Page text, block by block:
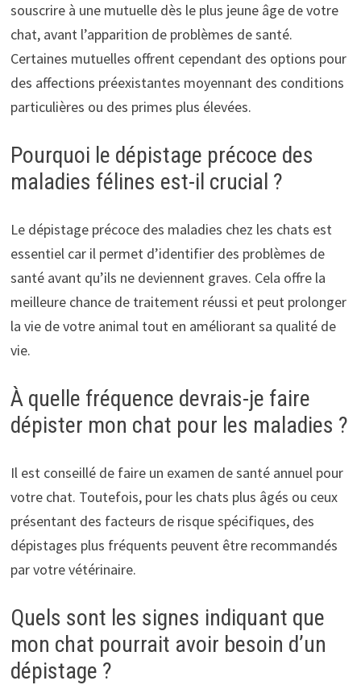
souscrire à une mutuelle dès le plus jeune âge de votre
chat, avant l’apparition de problèmes de santé.
Certaines mutuelles offrent cependant des options pour
des affections préexistantes moyennant des conditions
particulières ou des primes plus élevées.
Pourquoi le dépistage précoce des
maladies félines est-il crucial ?
Le dépistage précoce des maladies chez les chats est
essentiel car il permet d’identifier des problèmes de
santé avant qu’ils ne deviennent graves. Cela offre la
meilleure chance de traitement réussi et peut prolonger
la vie de votre animal tout en améliorant sa qualité de
vie.
À quelle fréquence devrais-je faire
dépister mon chat pour les maladies ?
Il est conseillé de faire un examen de santé annuel pour
votre chat. Toutefois, pour les chats plus âgés ou ceux
présentant des facteurs de risque spécifiques, des
dépistages plus fréquents peuvent être recommandés
par votre vétérinaire.
Quels sont les signes indiquant que
mon chat pourrait avoir besoin d’un
dépistage ?